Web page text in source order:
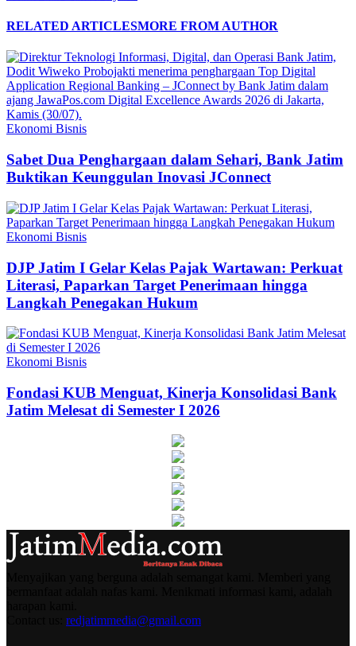
RELATED ARTICLESMORE FROM AUTHOR
Ekonomi Bisnis
Sabet Dua Penghargaan dalam Sehari, Bank Jatim
Buktikan Keunggulan Inovasi JConnect
Ekonomi Bisnis
DJP Jatim I Gelar Kelas Pajak Wartawan: Perkuat
Literasi, Paparkan Target Penerimaan hingga
Langkah Penegakan Hukum
Ekonomi Bisnis
Fondasi KUB Menguat, Kinerja Konsolidasi Bank
Jatim Melesat di Semester I 2026
redjatimmedia@gmail.com